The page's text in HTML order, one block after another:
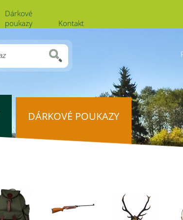
Dárkové
poukazy
Kontakt
DÁRKOVÉ POUKAZY